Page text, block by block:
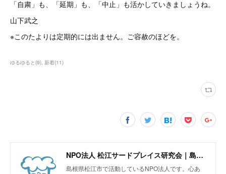
「自粛」も、「延期」も、「中止」も活かしていきましょうね。
山下武之
※このたよりは定期的には出ません。ご容赦のほどを。
ゆるゆると(9) 新着(11)
NPO法人 松江サードプレイス研究会｜島根県松江市
島根県松江市で活動しているNPO法人です。心あ